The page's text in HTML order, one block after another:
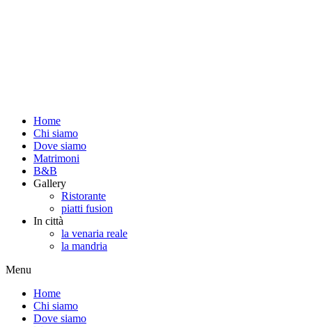
Home
Chi siamo
Dove siamo
Matrimoni
B&B
Gallery
Ristorante
piatti fusion
In città
la venaria reale
la mandria
Menu
Home
Chi siamo
Dove siamo